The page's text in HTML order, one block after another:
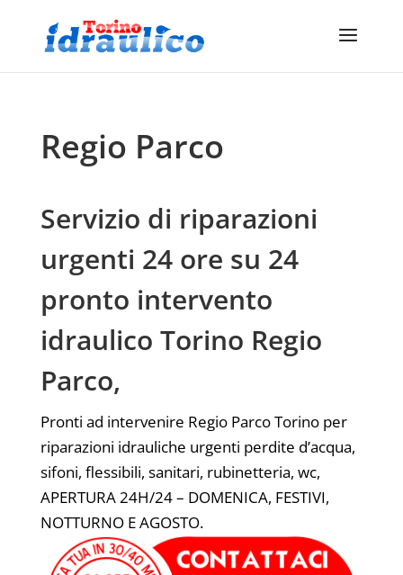
Regio Parco
Servizio di riparazioni
urgenti 24 ore su 24
pronto intervento
idraulico Torino Regio
Parco,
Pronti ad intervenire Regio Parco Torino per
riparazioni idrauliche urgenti perdite d’acqua,
sifoni, flessibili, sanitari, rubinetteria, wc,
APERTURA 24H/24 – DOMENICA, FESTIVI,
NOTTURNO E AGOSTO.